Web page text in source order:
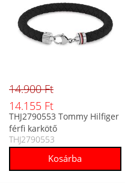
14.900 Ft
14.155 Ft
THJ2790553 Tommy Hilfiger
férfi karkötő
THJ2790553